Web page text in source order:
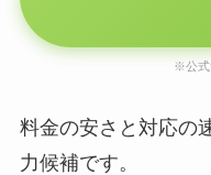
※公式
料金の安さと対応の
力候補です。